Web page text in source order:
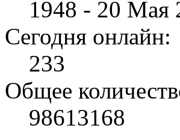
1948 - 20 Мая
Сегодня онлайн:
233
Общее
98613168